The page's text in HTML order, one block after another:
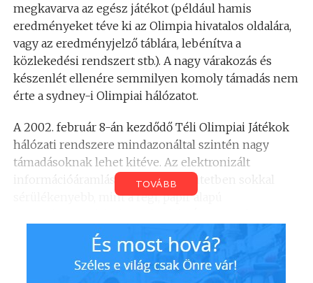
megkavarva az egész játékot (például hamis
eredményeket téve ki az Olimpia hivatalos oldalára,
vagy az eredményjelző táblára, lebénítva a
közlekedési rendszert stb.). A nagy várakozás és
készenlét ellenére semmilyen komoly támadás nem
érte a sydney-i Olimpiai hálózatot.
A 2002. február 8-án kezdődő Téli Olimpiai Játékok
hálózati rendszere mindazonáltal szintén nagy
támadásoknak lehet kitéve. Az elektronizált
információáramlás bizonyos tekintetben sokkal
sérülékenyebb, mint a régi, papír alapú
rendszer egyik alapkövének a nagyfokú biztonságot
tekintik, mind a véletlen vírustámadásokra, mind a
direkt behatolási kísérletekre tekintettel voltak a
TOVÁBB